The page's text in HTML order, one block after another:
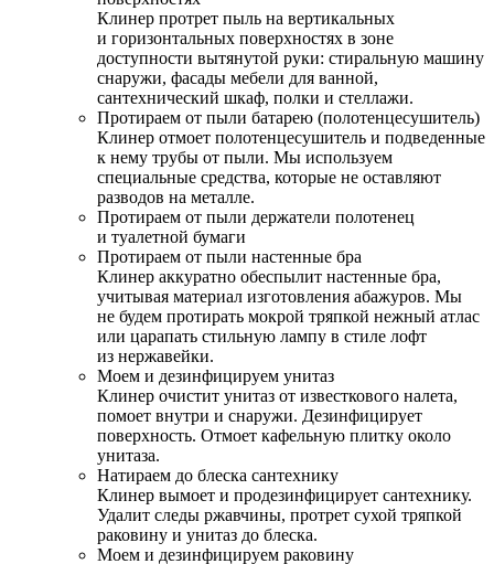
Клинер протрет пыль на вертикальных
и горизонтальных поверхностях в зоне
доступности вытянутой руки: стиральную машину
снаружи, фасады мебели для ванной,
сантехнический шкаф, полки и стеллажи.
Протираем от пыли батарею (полотенцесушитель)
Клинер отмоет полотенцесушитель и подведенные
к нему трубы от пыли. Мы используем
специальные средства, которые не оставляют
разводов на металле.
Протираем от пыли держатели полотенец
и туалетной бумаги
Протираем от пыли настенные бра
Клинер аккуратно обеспылит настенные бра,
учитывая материал изготовления абажуров. Мы
не будем протирать мокрой тряпкой нежный атлас
или царапать стильную лампу в стиле лофт
из нержавейки.
Моем и дезинфицируем унитаз
Клинер очистит унитаз от известкового налета,
помоет внутри и снаружи. Дезинфицирует
поверхность. Отмоет кафельную плитку около
унитаза.
Натираем до блеска сантехнику
Клинер вымоет и продезинфицирует сантехнику.
Удалит следы ржавчины, протрет сухой тряпкой
раковину и унитаз до блеска.
Моем и дезинфицируем раковину